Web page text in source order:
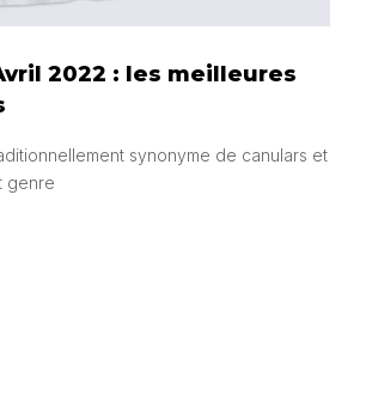
2022 : les meilleures
synonyme de canulars et
genre